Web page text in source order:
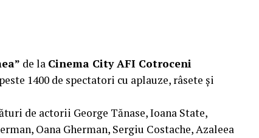
Producător executiv: Adela Mara.
BEST CORPORATION WEB DESIGN, CLIMA
de la Cinema City AFI Cotroceni
1400 de spectatori cu aplauze, râsete și
de actorii George Tănase, Ioana State,
Oana Gherman, Sergiu Costache, Azaleea